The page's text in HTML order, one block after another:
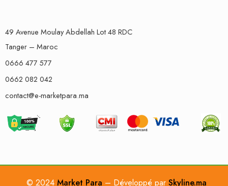
49 Avenue Moulay Abdellah Lot 48 RDC
Tanger – Maroc
0666 477 577
0662 082 042
contact@e-marketpara.ma
© 2024 Market Para – Développé par Skyline.ma